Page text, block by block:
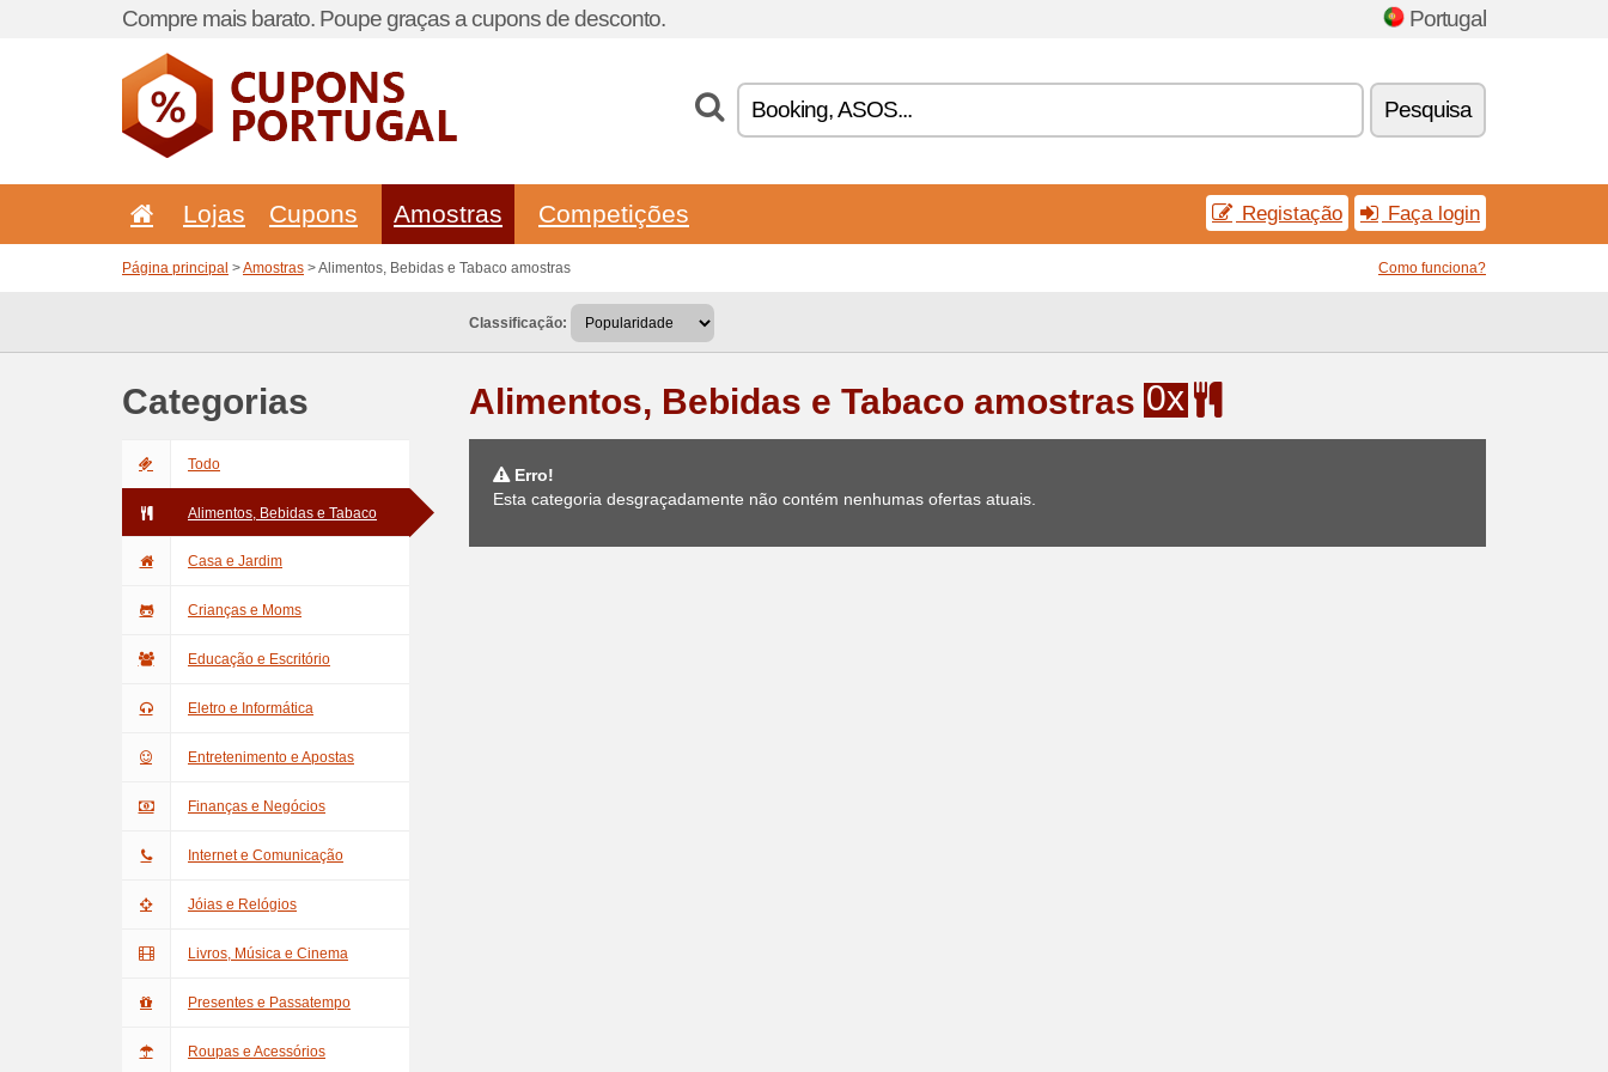
Compre mais barato. Poupe graças a cupons de desconto. Portugal
Pesquisa
Lojas Cupons Amostras Competições Registação Faça login
Página principal >Amostras > Alimentos, Bebidas e Tabaco amostras Como funciona?
Classificação:
Categorias
Todo
Alimentos, Bebidas e Tabaco
Casa e Jardim
Crianças e Moms
Educação e Escritório
Eletro e Informática
Entretenimento e Apostas
Finanças e Negócios
Internet e Comunicação
Jóias e Relógios
Livros, Música e Cinema
Presentes e Passatempo
Roupas e Acessórios
Alimentos, Bebidas e Tabaco amostras 0x
Erro!
Esta categoria desgraçadamente não contém nenhumas ofertas atuais.